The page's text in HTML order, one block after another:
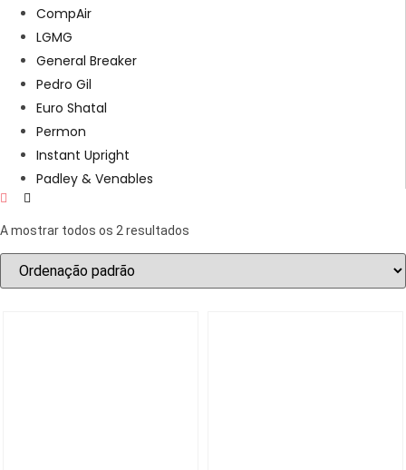
CompAir
LGMG
General Breaker
Pedro Gil
Euro Shatal
Permon
Instant Upright
Padley & Venables
A mostrar todos os 2 resultados